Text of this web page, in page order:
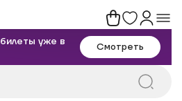
уже в
Смотреть